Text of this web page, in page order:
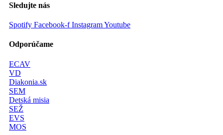
Sledujte nás
Spotify Facebook-f InstagramYoutube
Odporúčame
ECAV
VD
Diakonia.sk
SEM
Detská misia
SEŽ
EVS
MOS